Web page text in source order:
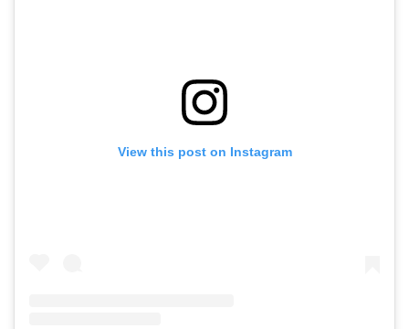
View this post on Instagram